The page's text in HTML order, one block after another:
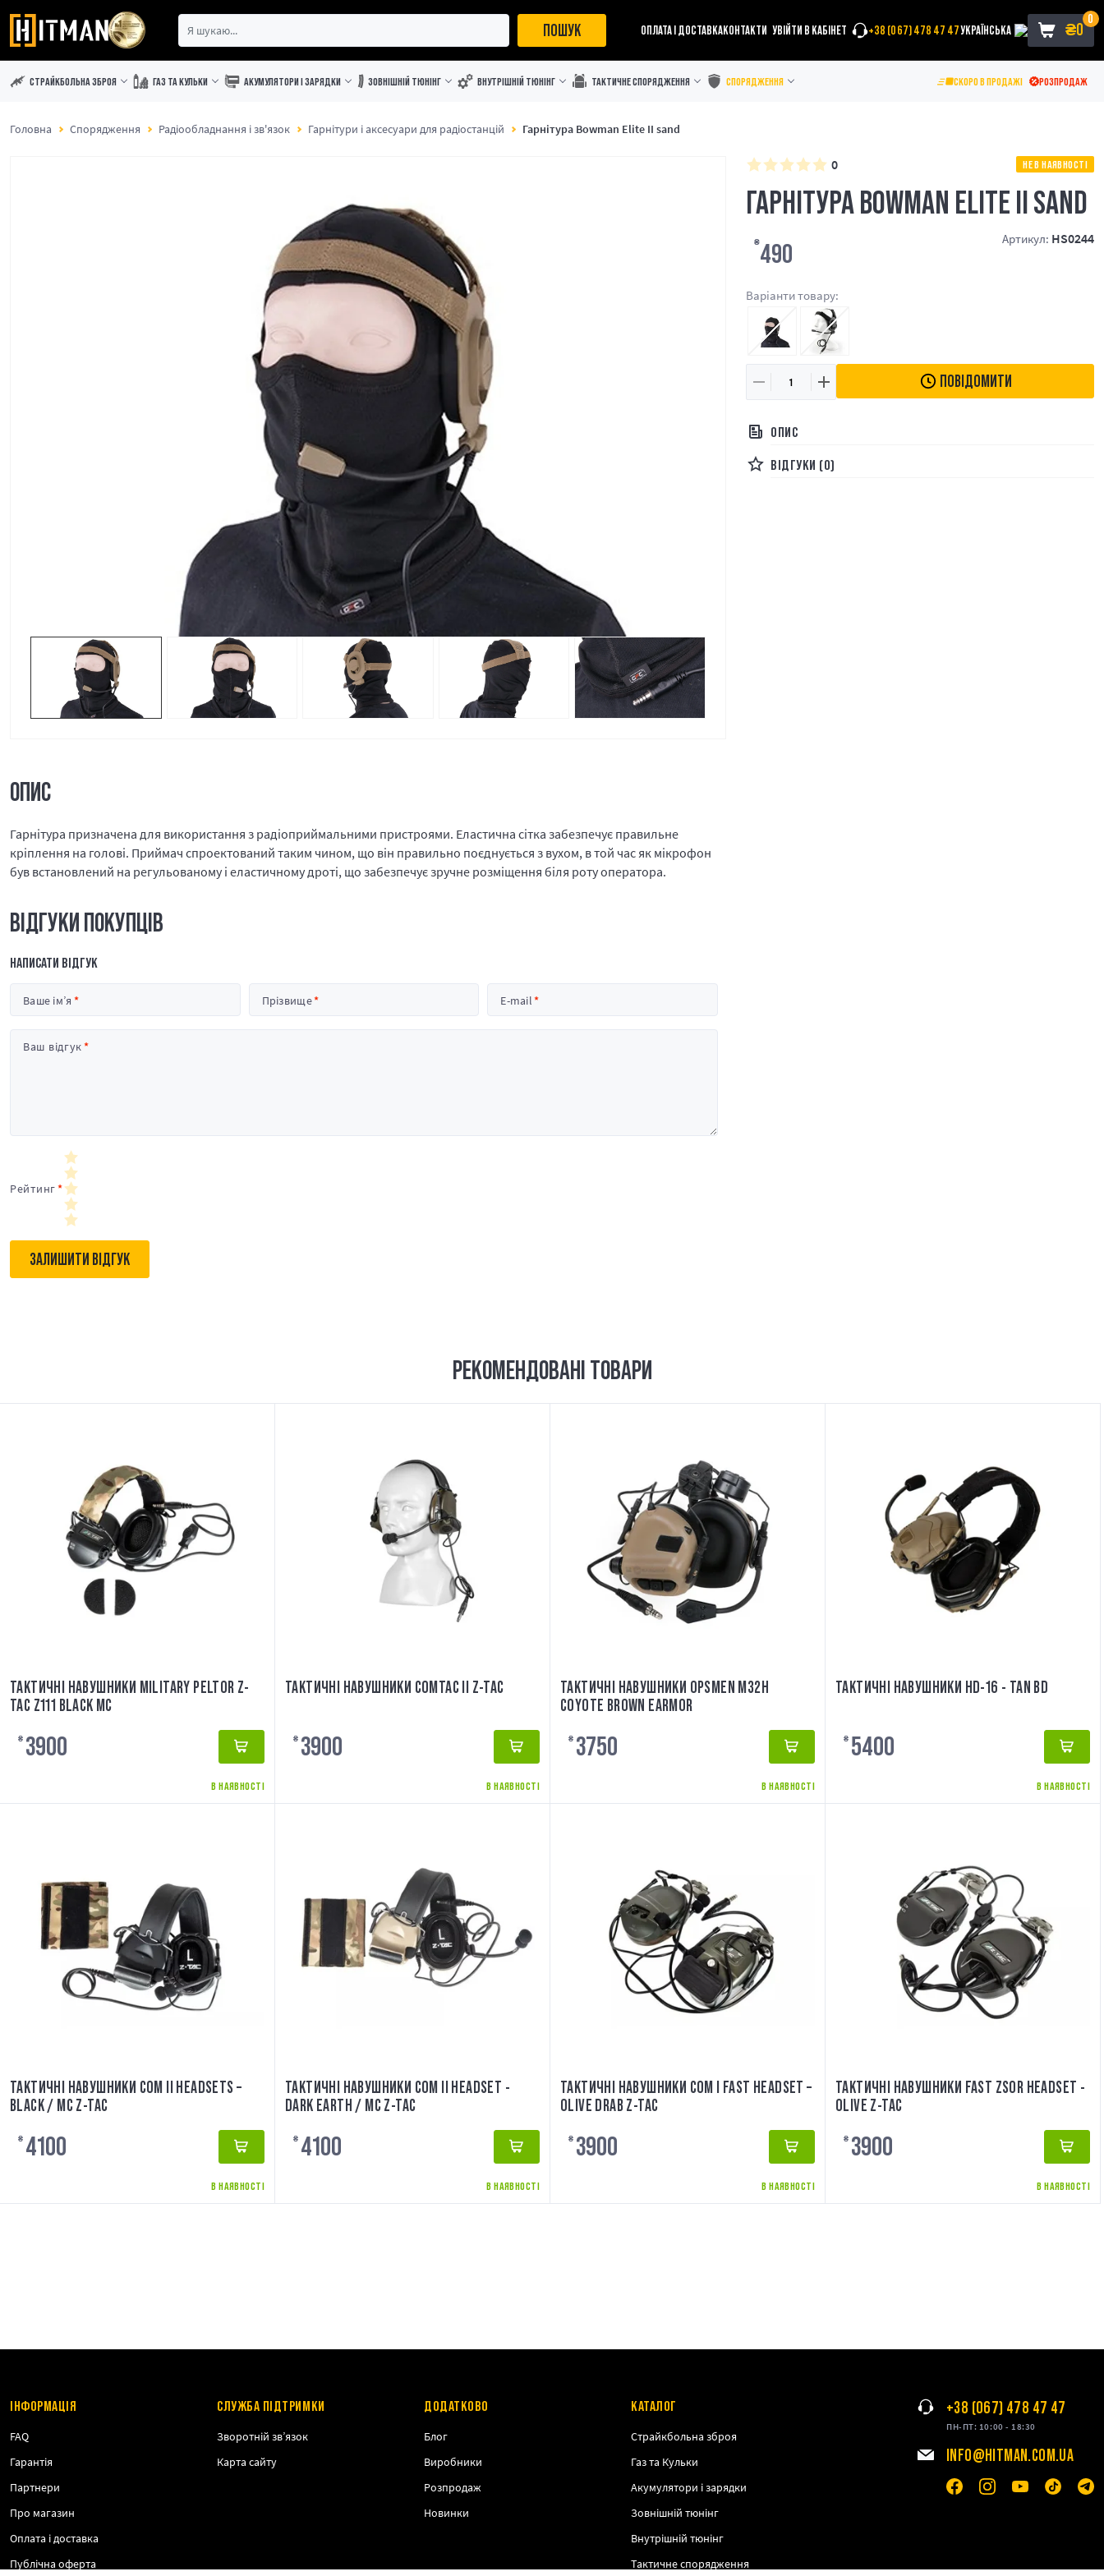
ПОШУК ОПЛАТА І ДОСТАВКАКОНТАКТИ УВІЙТИ В КАБІНЕТ +38 (067) 478 47 47УКРАЇНСЬКА
0
₴0
СТРАЙКБОЛЬНА ЗБРОЯ ГАЗ ТА КУЛЬКИ АКУМУЛЯТОРИ І ЗАРЯДКИ ЗОВНІШНІЙ ТЮНІНГ ВНУТРІШНІЙ ТЮНІНГ ТАКТИЧНЕ СПОРЯДЖЕННЯ СПОРЯДЖЕННЯ СКОРО В ПРОДАЖІ РОЗПРОДАЖ
Головна Спорядження Радіообладнання і зв'язок Гарнітури і аксесуари для радіостанцій Гарнітура Bowman Elite II sand
0 НЕ В НАЯВНОСТІ
ГАРНІТУРА BOWMAN ELITE II SAND
₴490 Артикул: HS0244
Варіанти товару:
ПОВІДОМИТИ
ОПИС
ВІДГУКИ (0)
ОПИС
Гарнітура призначена для використання з радіоприймальними пристроями. Еластична сітка забезпечує правильне
кріплення на голові. Приймач спроектований таким чином, що він правильно поєднується з вухом, в той час як мікрофон
був встановлений на регульованому і еластичному дроті, що забезпечує зручне розміщення біля роту оператора.
ВІДГУКИ ПОКУПЦІВ
НАПИСАТИ ВІДГУК
Ваше ім’я Прізвище E-mail
Ваш відгук
Рейтинг
ЗАЛИШИТИ ВІДГУК
РЕКОМЕНДОВАНІ ТОВАРИ
ТАКТИЧНІ НАВУШНИКИ MILITARY PELTOR Z-
TAC Z111 BLACK MC
₴ 3900
В НАЯВНОСТІ
ТАКТИЧНІ НАВУШНИКИ COMTAC II Z-TAC
₴ 3900
В НАЯВНОСТІ
ТАКТИЧНІ НАВУШНИКИ OPSMEN M32H
COYOTE BROWN EARMOR
₴ 3750
В НАЯВНОСТІ
ТАКТИЧНІ НАВУШНИКИ HD-16 - TAN BD
₴ 5400
В НАЯВНОСТІ
ТАКТИЧНІ НАВУШНИКИ COM II HEADSETS –
BLACK / MC Z-TAC
₴ 4100
В НАЯВНОСТІ
ТАКТИЧНІ НАВУШНИКИ COM II HEADSET -
DARK EARTH / MC Z-TAC
₴ 4100
В НАЯВНОСТІ
ТАКТИЧНІ НАВУШНИКИ COM I FAST HEADSET –
OLIVE DRAB Z-TAC
₴ 3900
В НАЯВНОСТІ
ТАКТИЧНІ НАВУШНИКИ FAST ZSOR HEADSET -
OLIVE Z-TAC
₴ 3900
В НАЯВНОСТІ
ІНФОРМАЦІЯ
FAQ
Гарантія
Партнери
Про магазин
Оплата і доставка
Публічна оферта
СЛУЖБА ПІДТРИМКИ
Зворотній зв’язок
Карта сайту
ДОДАТКОВО
Блог
Виробники
Розпродаж
Новинки
КАТАЛОГ
Страйкбольна зброя
Газ та Кульки
Акумулятори і зарядки
Зовнішній тюнінг
Внутрішній тюнінг
Тактичне спорядження
+38 (067) 478 47 47
ПН-ПТ: 10:00 - 18:30
INFO@HITMAN.COM.UA